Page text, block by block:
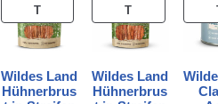
T
Wildes Land
Hühnerbrus
T
Wildes Land
Hühnerbrus